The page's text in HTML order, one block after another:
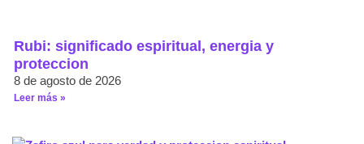
Rubi: significado espiritual, energia y
proteccion
8 de agosto de 2026
Leer más »